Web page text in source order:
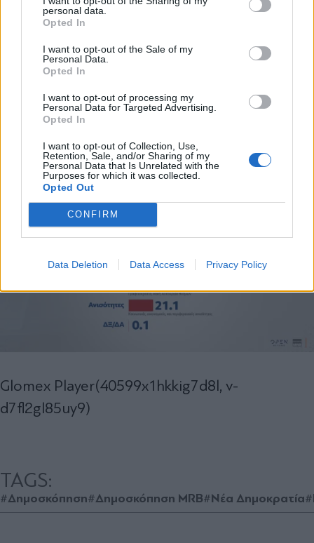
personal data.
Opted In
I want to opt-out of the Sale of my
Personal Data.
Opted In
I want to opt-out of processing my
Personal Data for Targeted Advertising.
Opted In
I want to opt-out of Collection, Use,
Retention, Sale, and/or Sharing of my
Personal Data that Is Unrelated with the
Purposes for which it was collected.
Opted Out
CONFIRM
Data Deletion Data Access Privacy Policy
Glomex Player(40599x1hkkig7d8l, v-
d7fl2gl85uy9)
TAGS:
#Δημοσκόπηση#Δημοσκόπηση MRB#Νέα Δημοκρατία
Αποδέχομαι τους
και την πολιτική απορρήτου
X